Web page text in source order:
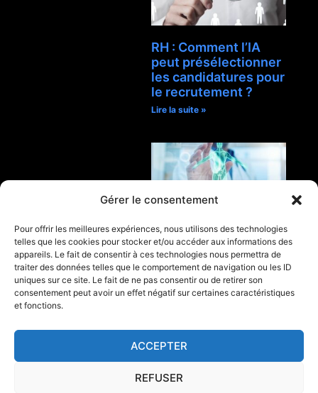
Gérer le consentement
Pour offrir les meilleures expériences, nous utilisons des technologies
telles que les cookies pour stocker et/ou accéder aux informations des
appareils. Le fait de consentir à ces technologies nous permettra de
traiter des données telles que le comportement de navigation ou les ID
uniques sur ce site. Le fait de ne pas consentir ou de retirer son
consentement peut avoir un effet négatif sur certaines caractéristiques
et fonctions.
ACCEPTER
REFUSER
RH : Comment l’IA
peut présélectionner
les candidatures pour
le recrutement ?
Lire la suite »
Quels sont les
Changements que
l’IA va Apporter au
Monde du Travail d’ici
2030 ?